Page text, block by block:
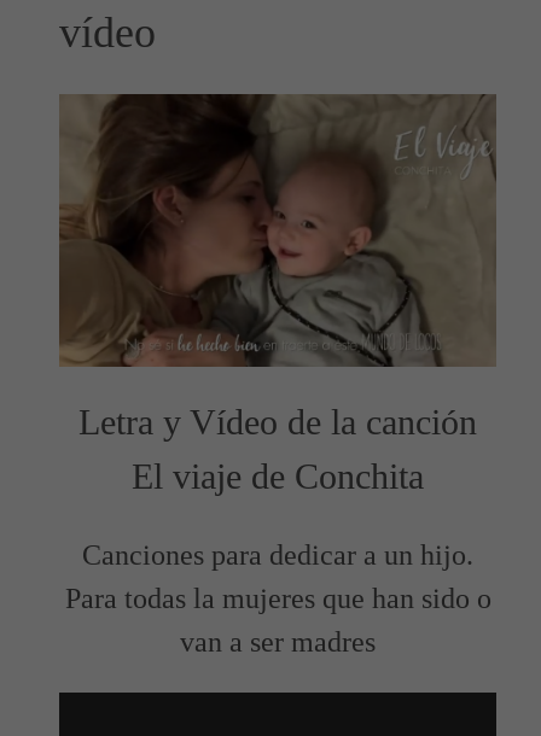
vídeo
Letra y Vídeo de la canción
El viaje de Conchita
Canciones para dedicar a un hijo.
Para todas la mujeres que han sido o
van a ser madres